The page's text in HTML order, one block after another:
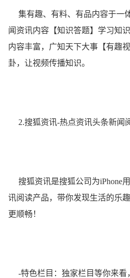
集有趣、有料、有品内容于一
闻资讯内容【知识答题】学习知
内容丰富，广知天下大事【有趣
卦，让视频传播知识。
2.搜狐资讯-热点资讯头条新闻
搜狐资讯是搜狐公司为iPhone
讯阅读产品，带你发现生活的乐
更顺畅！
-特色栏目：独家栏目等你来看